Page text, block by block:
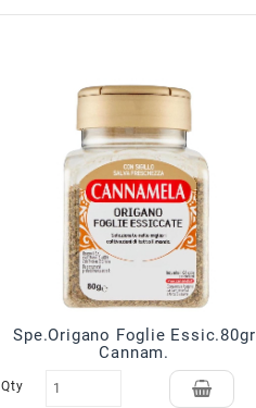
Spe.Origano Foglie Essic.80gr
Cannam.
Qty